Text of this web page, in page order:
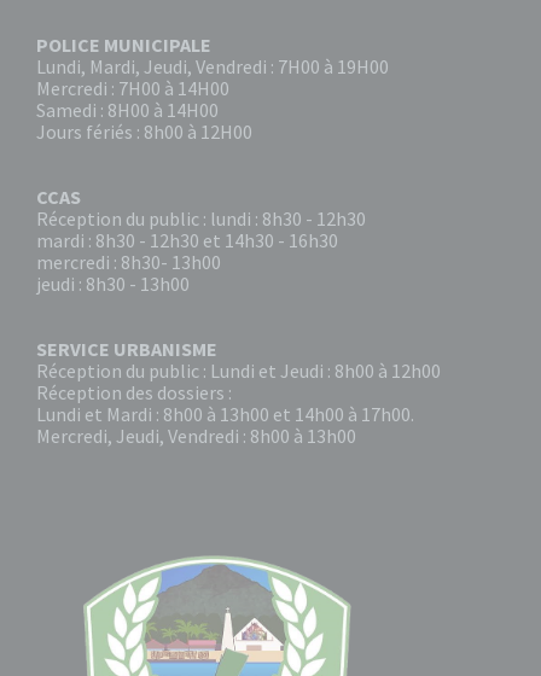
POLICE MUNICIPALE
Lundi, Mardi, Jeudi, Vendredi : 7H00 à 19H00
Mercredi : 7H00 à 14H00
Samedi : 8H00 à 14H00
Jours fériés : 8h00 à 12H00
CCAS
Réception du public : lundi : 8h30 - 12h30
mardi : 8h30 - 12h30 et 14h30 - 16h30
mercredi : 8h30- 13h00
jeudi : 8h30 - 13h00
SERVICE URBANISME
Réception du public : Lundi et Jeudi : 8h00 à 12h00
Réception des dossiers :
Lundi et Mardi : 8h00 à 13h00 et 14h00 à 17h00.
Mercredi, Jeudi, Vendredi : 8h00 à 13h00